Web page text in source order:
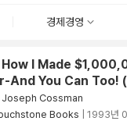
경제경영
How I Made
And You Can Too!
Joseph Cossman
Books
1993년